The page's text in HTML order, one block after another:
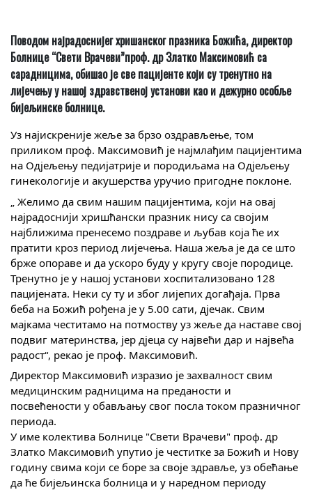
Поводом најрадоснијег хришанског празника Божића, директор
Болнице “Свети Врачеви”проф. др Златко Максимовић са
сарадницима, обишао је све пацијенте који су тренутно на
лијечењу у нашој здравственој установи као и дежурно особље
бијељинске болнице.
Уз најискреније жеље за брзо оздрављење, том
приликом проф. Максимовић је најмлађим пацијентима
на Одјељењу педијатрије и породиљама на Одјељењу
гинекологије и акушерства уручио пригодне поклоне.
„ Желимо да свим нашим пацијентима, који на овај
најрадоснији хришћански празник нису са својим
најближима пренесемо поздраве и љубав која ће их
пратити кроз период лијечења. Наша жеља је да се што
брже опораве и да ускоро буду у кругу своје породице.
Тренутно је у нашој установи хоспитализовано 128
пацијената. Неки су ту и због лијепих догађаја. Прва
беба на Божић рођена је у 5.00 сати, дјечак. Свим
мајкама честитамо на потмоству уз жеље да наставе свој
подвиг материнства, јер дјеца су највећи дар и највећа
радост“, рекао је проф. Максимовић.
Директор Максимовић изразио је захвалност свим
медицинским радницима на преданости и
посвећености у обављању свог посла током празничног
периода.
У име колектива Болнице "Свети Врачеви" проф. др
Златко Максимовић упутио је честитке за Божић и Нову
годину свима који се боре за своје здравље, уз обећање
да ће бијељинска болница и у наредном периоду